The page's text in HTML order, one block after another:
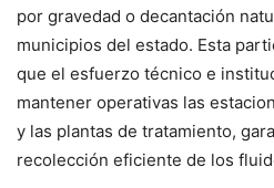
por gravedad o decantación
municipios del estado. Esta
que el esfuerzo técnico e
mantener operativas las
y las plantas de tratamiento,
recolección eficiente de los